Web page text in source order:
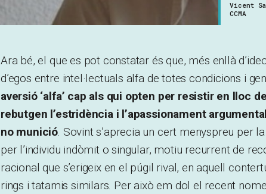
Vicent
CCMA
Ara bé, el que es pot constatar és que, més enllà
d’egos entre intel·lectuals alfa de totes condicions i
aversió ‘alfa’ cap als qui opten per resistir en lloc
rebutgen l’estridència i l’apassionament
no munició. Sovint s’aprecia un cert menyspreu per
per l’individu indòmit o singular, motiu recurrent de
racional que s’erigeix en el púgil rival, en aquell
rings i tatamis similars. Per això em dol el recent